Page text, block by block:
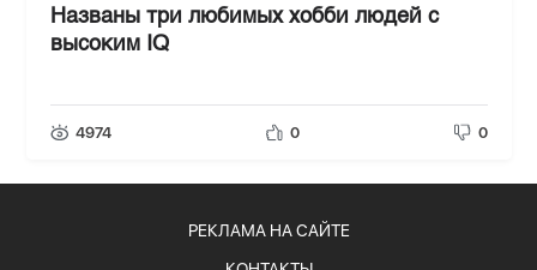
Названы три любимых хобби людей с
высоким IQ
4974 0 0
РЕКЛАМА НА САЙТЕ